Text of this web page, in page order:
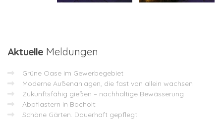
Aktuelle Meldungen
Grüne Oase im Gewerbegebiet
Moderne Außenanlagen, die fast von allein wachsen
Zukunftsfähig gießen – nachhaltige Bewässerung
Abpflastern in Bocholt:
Schöne Gärten. Dauerhaft gepflegt.